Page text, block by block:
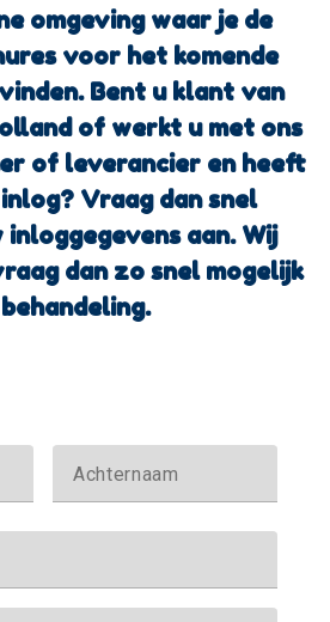
omgeving waar je de
voor het komende
Bent u klant van
of werkt u met ons
of leverancier en heeft
Vraag dan snel
inloggegevens aan. Wij
dan zo snel mogelijk
Achternaam